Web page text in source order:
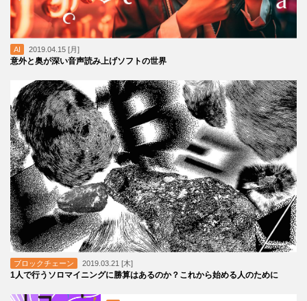
AI 2019.04.15 [月]
意外と奥が深い音声読み上げソフトの世界
ブロックチェーン 2019.03.21 [木]
1人で行うソロマイニングに勝算はあるのか？これから始める人のために